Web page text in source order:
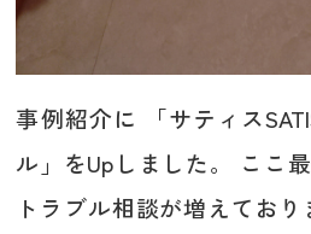
事例紹介に 「サティス
ル」をUpしました。 ここ
トラブル相談が増えてお